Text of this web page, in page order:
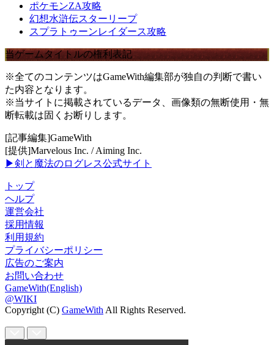
ポケモンZA攻略
幻想水滸伝スターリープ
スプラトゥーンレイダース攻略
当ゲームタイトルの権利表記
※全てのコンテンツはGameWith編集部が独自の判断で書い
た内容となります。
※当サイトに掲載されているデータ、画像類の無断使用・無
断転載は固くお断りします。
[記事編集]GameWith
[提供]Marvelous Inc. / Aiming Inc.
▶剣と魔法のログレス公式サイト
トップ
ヘルプ
運営会社
採用情報
利用規約
プライバシーポリシー
広告のご案内
お問い合わせ
GameWith(English)
@WIKI
Copyright (C) GameWithAll Rights Reserved.